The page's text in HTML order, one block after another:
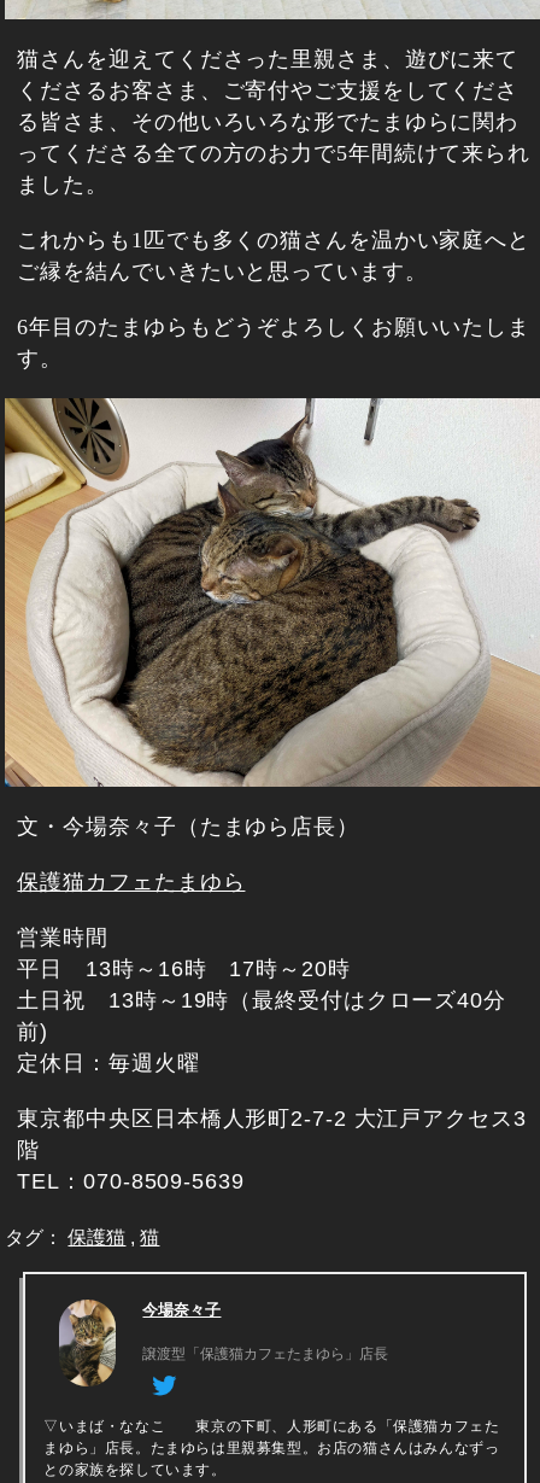
猫さんを迎えてくださった里親さま、遊びに来て
くださるお客さま、ご寄付やご支援をしてくださ
る皆さま、その他いろいろな形でたまゆらに関わ
ってくださる全ての方のお力で5年間続けて来られ
ました。
これからも1匹でも多くの猫さんを温かい家庭へと
ご縁を結んでいきたいと思っています。
6年目のたまゆらもどうぞよろしくお願いいたしま
す。
文・今場奈々子（たまゆら店長）
保護猫カフェたまゆら
営業時間
平日 13時～16時 17時～20時
土日祝 13時～19時（最終受付はクローズ40分
前)
定休日：毎週火曜
東京都中央区日本橋人形町2-7-2 大江戸アクセス3
階
TEL：070-8509-5639
タグ：保護猫 ,猫
今場奈々子
譲渡型「保護猫カフェたまゆら」店長
▽いまば・ななこ 東京の下町、人形町にある「保護猫カフェた
まゆら」店長。たまゆらは里親募集型。お店の猫さんはみんなずっ
との家族を探しています。